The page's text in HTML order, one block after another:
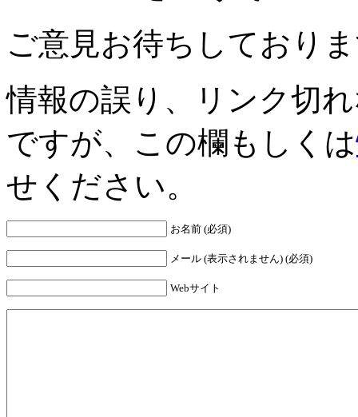
ご意見お待ちしており
情報の誤り、リンク切
ですが、この欄もしくは
せください。
お名前 (必須)
メール (表示されません) (必須)
Webサイト